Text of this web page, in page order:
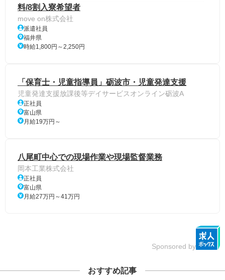
料/8割入寮希望者
move on株式会社
派遣社員
福井県
時給1,800円～2,250円
「保育士・児童指導員」砺波市・児童発達支援
児童発達支援放課後等デイサービスオンライン砺波A
正社員
富山県
月給19万円～
八尾町中心での現場作業や現場監督業務
岡本工業株式会社
正社員
富山県
月給27万円～41万円
Sponsored by
おすすめ記事